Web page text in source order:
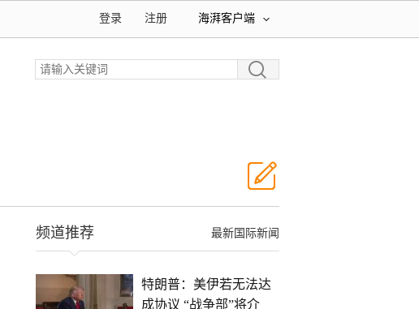
海湃客户端
注册
登录
最新国际新闻
频道推荐
特朗普：美伊若无法达
成协议 “战争部”将介